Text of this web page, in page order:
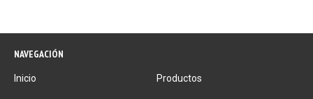
NAVEGACIÓN
Inicio Productos